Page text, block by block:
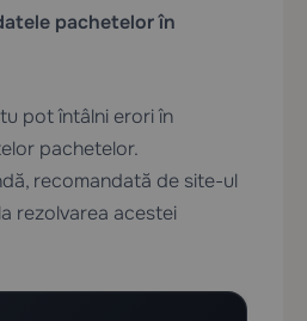
pachetelor în
pot întâlni erori în
pachetelor.
recomandată de site-ul
rezolvarea acestei